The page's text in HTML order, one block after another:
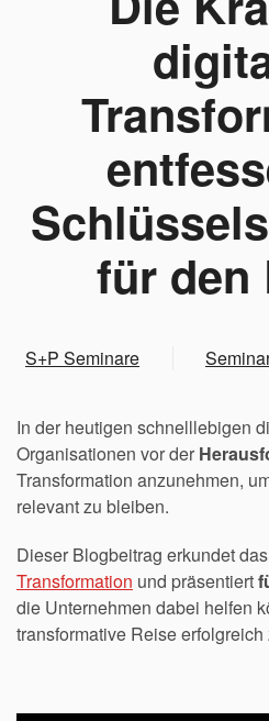
für den
S+P Seminare
In der heutigen schnelllebigen
Organisationen vor der
Transformation anzunehmen,
relevant zu bleiben.
Dieser Blogbeitrag erkundet
Transformation und präsentiert
die Unternehmen dabei helfen
transformative Reise